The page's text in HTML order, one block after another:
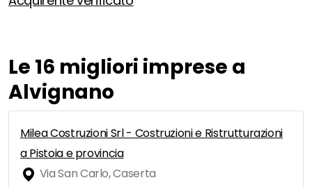
Le 16 migliori imprese a
Alvignano
Milea Costruzioni Srl - Costruzioni e Ristrutturazioni
a Pistoia e provincia
Via San Carlo, Caserta